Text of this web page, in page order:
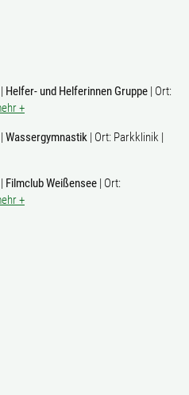
Helfer- und Helferinnen Gruppe | Ort:
+
Wassergymnastik | Ort: Parkklinik |
Filmclub Weißensee | Ort:
+